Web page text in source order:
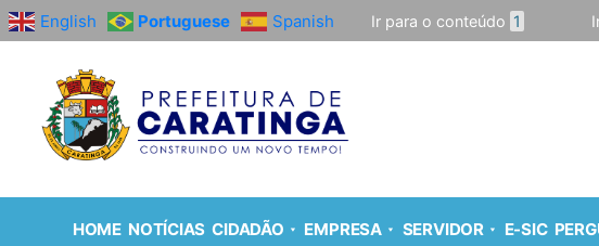
English Portuguese Spanish Ir para o conteúdo 1
HOME NOTÍCIAS CIDADÃO EMPRESA SERVIDOR E-SIC